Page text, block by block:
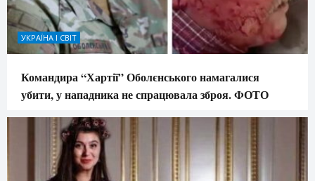
УКРАЇНА І СВІТ
Командира “Хартії” Оболєнського намагалися
убити, у нападника не спрацювала зброя. ФОТО